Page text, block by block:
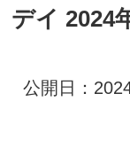
デイ 2024
公開日：